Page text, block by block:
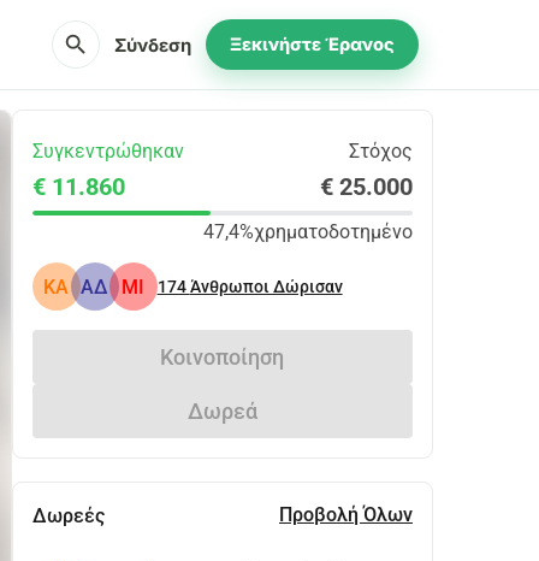
search Σύνδεση Ξεκινήστε Έρανος
Συγκεντρώθηκαν Στόχος
€ 11.860 € 25.000
47,4%χρηματοδοτημένο
KA ΑΔ MI 174Άνθρωποι Δώρισαν
Κοινοποίηση
Δωρεά
Δωρεές Προβολή Όλων